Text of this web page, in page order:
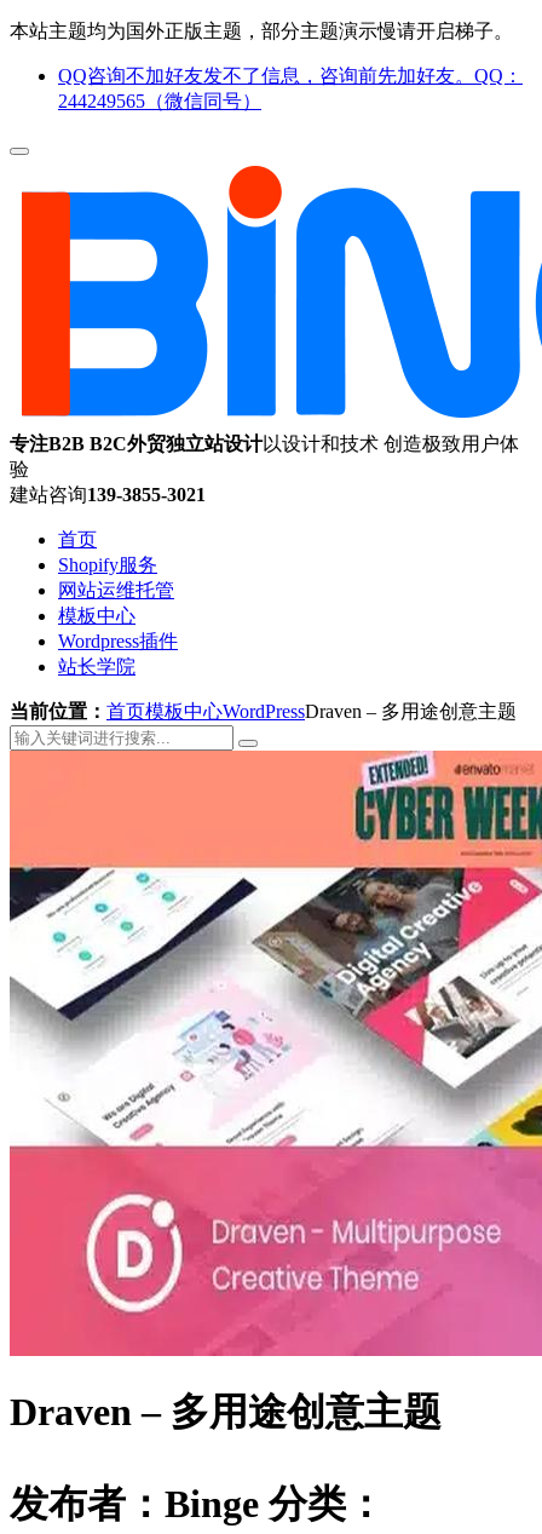
本站主题均为国外正版主题，部分主题演示慢请开启梯子。
QQ咨询不加好友发不了信息，咨询前先加好友。QQ：
244249565（微信同号）
专注B2B B2C外贸独立站设计以设计和技术 创造极致用户体
验
建站咨询139-3855-3021
首页
Shopify服务
网站运维托管
模板中心
Wordpress插件
站长学院
当前位置： 首页模板中心WordPressDraven – 多用途创意主题
Draven – 多用途创意主题
发布者：Binge 分类：